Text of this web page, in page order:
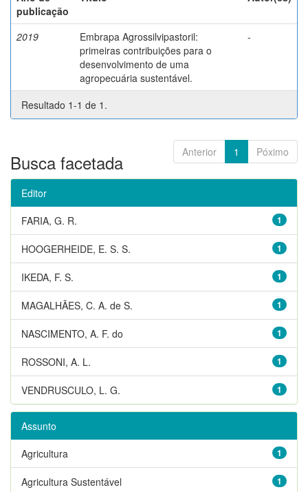
publicação
2019
Embrapa Agrossilvipastoril:
primeiras contribuições para o
desenvolvimento de uma
agropecuária sustentável.
-
Resultado 1-1 de 1.
Anterior 1 Póximo
Busca facetada
Editor
1
FARIA, G. R.
1
HOOGERHEIDE, E. S. S.
1
IKEDA, F. S.
1
MAGALHÃES, C. A. de S.
1
NASCIMENTO, A. F. do
1
ROSSONI, A. L.
1
VENDRUSCULO, L. G.
Assunto
1
Agricultura
1
Agricultura Sustentável